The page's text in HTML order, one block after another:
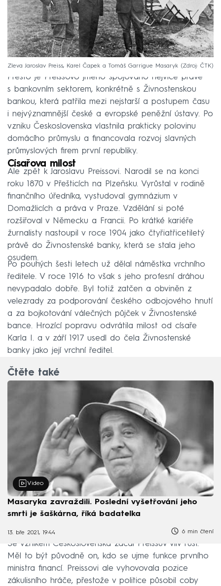
Zleva Jaroslav Preiss, Karel Čapek a Tomáš Garrigue Masaryk Zdroj: ČTK
Přesto je Preissovo jméno spojováno nejvíce právě
s bankovním sektorem, konkrétně s Živnostenskou
bankou, která patřila mezi nejstarší a postupem času
i nejvýznamnější české a evropské peněžní ústavy. Po
vzniku Československa vlastnila prakticky polovinu
domácího průmyslu a financovala rozvoj slavných
průmyslových firem první republiky.
Císařova milost
Ale zpět k Jaroslavu Preissovi. Narodil se na konci
roku 1870 v Přešticích na Plzeňsku. Vyrůstal v rodině
finančního úředníka, vystudoval gymnázium v
Domažlicích a práva v Praze. Vzdělání si poté
rozšiřoval v Německu a Francii. Po krátké kariéře
žurnalisty nastoupil v roce 1904 jako čtyřiatřicetiletý
právě do Živnostenské banky, která se stala jeho
osudem.
Po pouhých šesti letech už dělal náměstka vrchního
ředitele. V roce 1916 to však s jeho profesní dráhou
nevypadalo dobře. Byl totiž zatčen a obviněn z
velezrady za podporování českého odbojového hnutí
a za bojkotování válečných půjček v Živnostenské
bance. Hrozící popravu odvrátila milost od císaře
Karla I. a v září 1917 usedl do čela Živnostenské
banky jako její vrchní ředitel.
Čtěte také
Video
Masaryka zavraždili. Poslední vyšetřování jeho
smrti je šaškárna, říká badatelka
13. bře 2021, 19:44 6 min čtení
Se vznikem Československa začal Preissův vliv růst.
Měl to být původně on, kdo se ujme funkce prvního
ministra financí. Preissovi ale vyhovovala pozice
zákulisního hráče, přestože v politice působil coby